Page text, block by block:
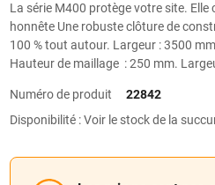
La série M400 protège votre site.
honnête Une robuste clôture de
100 % tout autour. Largeur : 3500
Hauteur de maillage : 250 mm.
Numéro de produit
22842
Disponibilité : Voir le stock de la